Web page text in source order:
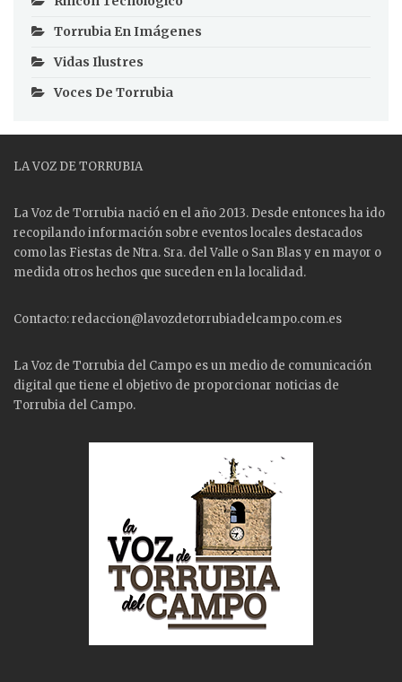
Torrubia En Imágenes
Vidas Ilustres
Voces De Torrubia
LA VOZ DE TORRUBIA
La Voz de Torrubia nació en el año 2013. Desde entonces ha ido
recopilando información sobre eventos locales destacados
como las Fiestas de Ntra. Sra. del Valle o San Blas y en mayor o
medida otros hechos que suceden en la localidad.
Contacto: redaccion@lavozdetorrubiadelcampo.com.es
La Voz de Torrubia del Campo es un medio de comunicación
digital que tiene el objetivo de proporcionar noticias de
Torrubia del Campo.